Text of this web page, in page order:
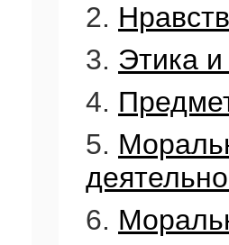
2.
3. Этика
4.
5.
6.